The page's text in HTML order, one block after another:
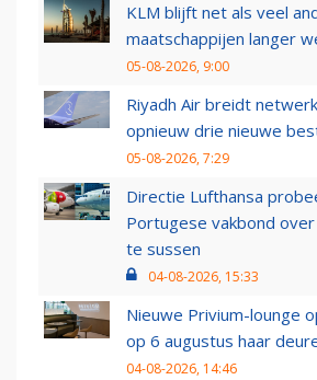
KLM blijft net als veel
maatschappijen langer
05-08-2026, 9:00
Riyadh Air breidt
opnieuw drie nieuwe
05-08-2026, 7:29
Directie Lufthansa
Portugese vakbond
te sussen
04-08-2026, 15:33
Nieuwe Privium-lounge
op 6 augustus haar
04-08-2026, 14:46